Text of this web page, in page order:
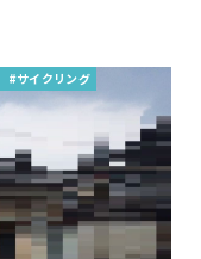
#サイクリング